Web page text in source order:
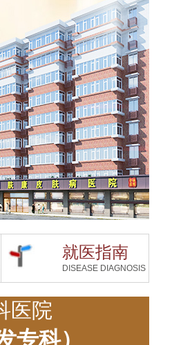
就医指南
DISEASE DIAGNOSIS
医院
专科）